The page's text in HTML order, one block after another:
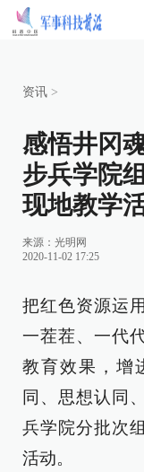
资讯 >
感悟井冈
步兵学院
现地教学
来源： 光明网
2020-11-02 17:25
把红色资源运
一茬茬、一代
教育效果，增
同、思想认同
兵学院分批次
活动。